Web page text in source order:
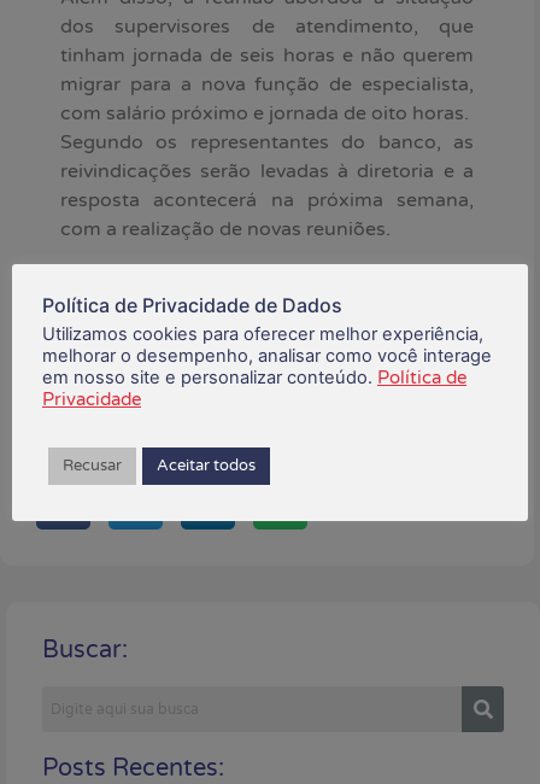
dos supervisores de atendimento, que
tinham jornada de seis horas e não querem
migrar para a nova função de especialista,
com salário próximo e jornada de oito horas.
Segundo os representantes do banco, as
reivindicações serão levadas à diretoria e a
resposta acontecerá na próxima semana,
com a realização de novas reuniões.
janeiro 27, 2025
Está gostando do conteúdo?
Buscar:
Posts Recentes:
Política de Privacidade de Dados
Utilizamos cookies para oferecer melhor experiência,
melhorar o desempenho, analisar como você interage
em nosso site e personalizar conteúdo. Política de
Privacidade
Recusar Aceitar todos